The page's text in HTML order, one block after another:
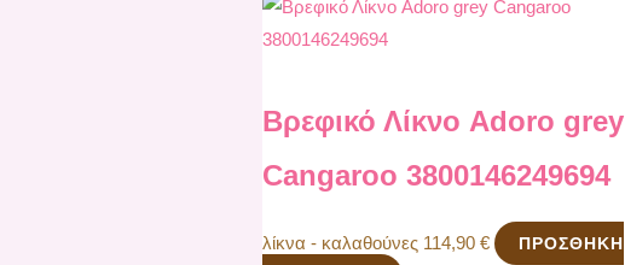
Βρεφικό Λίκνο Adoro grey
Cangaroo 3800146249694
λίκνα - καλαθούνες 114,90€
ΠΡΟΣΘΉΚΗ